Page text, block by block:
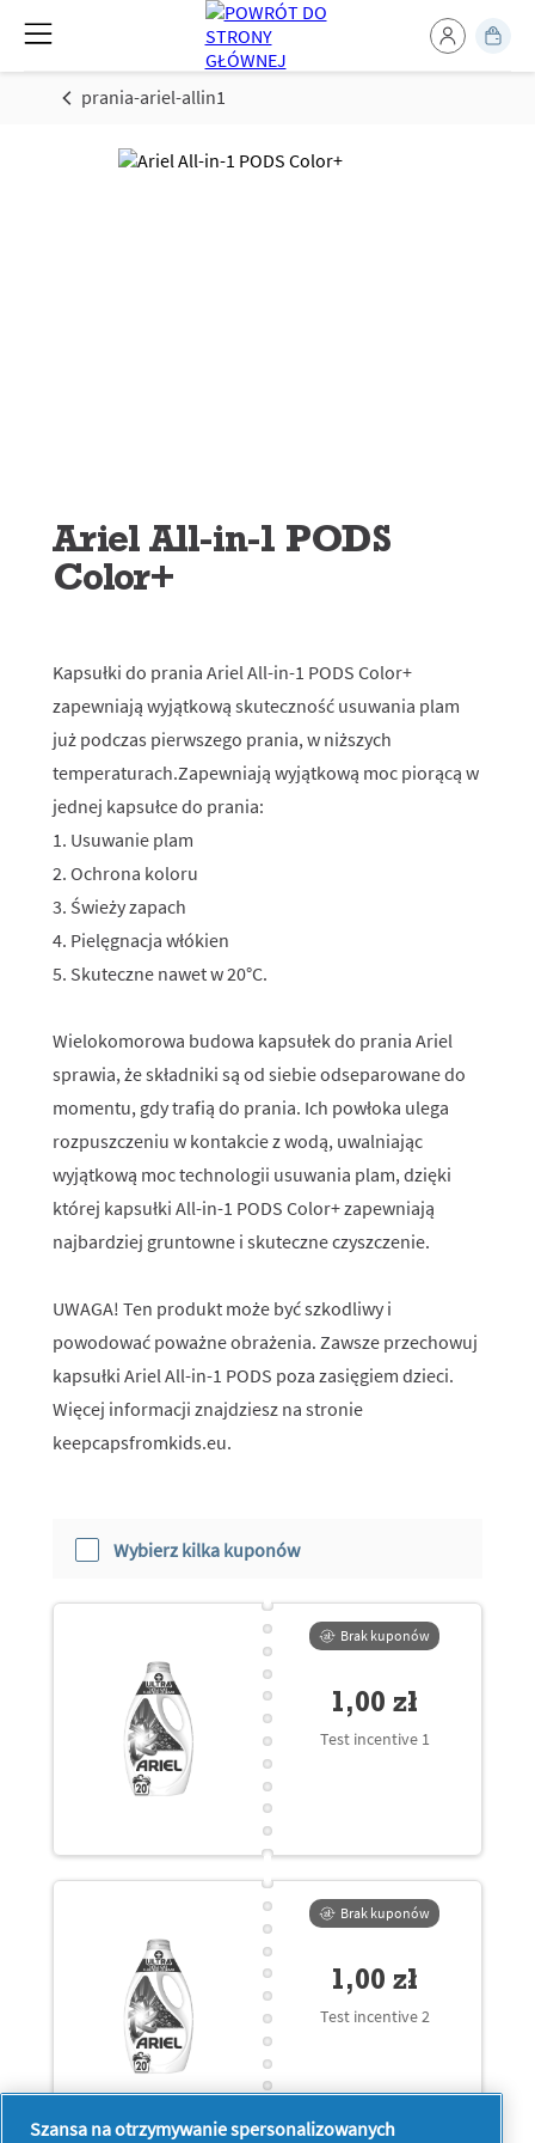
prania-ariel-allin1
Ariel All-in-1 PODS
Color+
Kapsułki do prania Ariel All-in-1 PODS Color+
zapewniają wyjątkową skuteczność usuwania plam
już podczas pierwszego prania, w niższych
temperaturach.Zapewniają wyjątkową moc piorącą w
jednej kapsułce do prania:
1. Usuwanie plam
2. Ochrona koloru
3. Świeży zapach
4. Pielęgnacja włókien
5. Skuteczne nawet w 20°C.
Wielokomorowa budowa kapsułek do prania Ariel
sprawia, że składniki są od siebie odseparowane do
momentu, gdy trafią do prania. Ich powłoka ulega
rozpuszczeniu w kontakcie z wodą, uwalniając
wyjątkową moc technologii usuwania plam, dzięki
której kapsułki All-in-1 PODS Color+ zapewniają
najbardziej gruntowne i skuteczne czyszczenie.
UWAGA! Ten produkt może być szkodliwy i
powodować poważne obrażenia. Zawsze przechowuj
kapsułki Ariel All-in-1 PODS poza zasięgiem dzieci.
Więcej informacji znajdziesz na stronie
keepcapsfromkids.eu.
Wybierz kilka kuponów
Brak kuponów
1,00 zł
Test incentive 1
Brak kuponów
1,00 zł
Test incentive 2
Szansa na otrzymywanie spersonalizowanych